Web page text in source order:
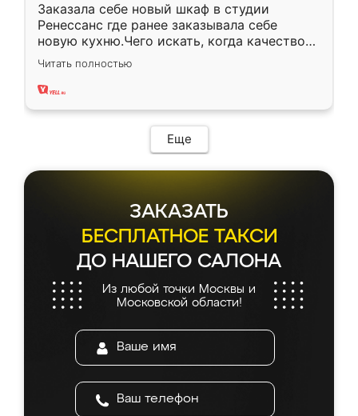
Заказала себе новый шкаф в студии
Ренессанс где ранее заказывала себе
новую кухню.Чего искать, когда качеством
вполне довольна. Служит кухня уже почти
два года, нареканий нет.
Читать полностью
Еще
ЗАКАЗАТЬ
БЕСПЛАТНОЕ ТАКСИ
ДО НАШЕГО САЛОНА
Из любой точки Москвы и
Московской области!